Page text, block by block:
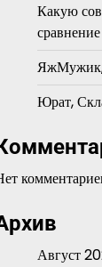
Какую
ЯжМужик,
Юрат,
Август